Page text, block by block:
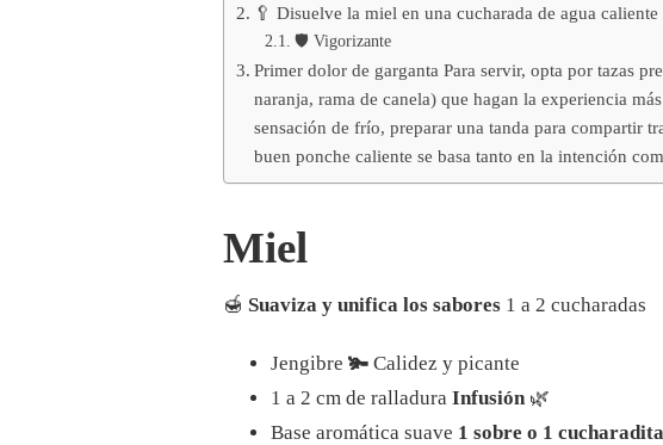
🥄 Disuelve la miel en una cucharada de agua caliente
🛡️ Vigorizante
Primer dolor de garganta Para servir, opta por tazas
naranja, rama de canela) que hagan la experiencia
sensación de frío, preparar una tanda para compartir
buen ponche caliente se basa tanto en la intención
Miel
🍯 Suaviza y unifica los sabores 1 a 2 cucharadas
Jengibre 🫚 Calidez y picante
1 a 2 cm de ralladura Infusión🌿
Base aromática suave 1 sobre o 1